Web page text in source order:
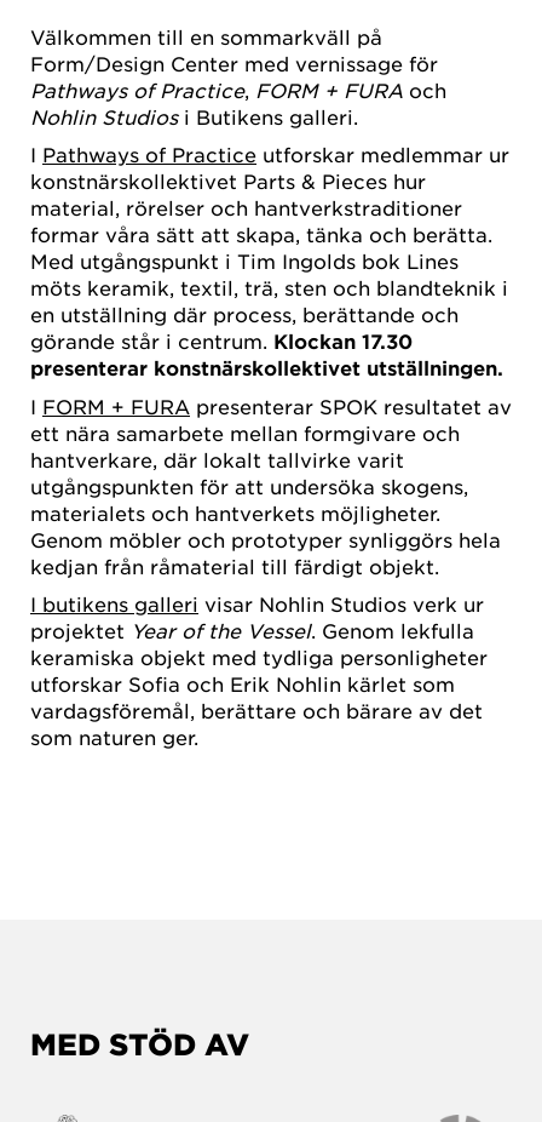
Välkommen till en sommarkväll på
Form/Design Center med vernissage för
Pathways of Practice, FORM + FURA och
Nohlin Studiosi Butikens galleri.
I Pathways of Practice utforskar medlemmar ur
konstnärskollektivet Parts & Pieces hur
material, rörelser och hantverkstraditioner
formar våra sätt att skapa, tänka och berätta.
Med utgångspunkt i Tim Ingolds bok Lines
möts keramik, textil, trä, sten och blandteknik i
en utställning där process, berättande och
görande står i centrum. Klockan 17.30
presenterar konstnärskollektivet utställningen.
I FORM + FURA presenterar SPOK resultatet av
ett nära samarbete mellan formgivare och
hantverkare, där lokalt tallvirke varit
utgångspunkten för att undersöka skogens,
materialets och hantverkets möjligheter.
Genom möbler och prototyper synliggörs hela
kedjan från råmaterial till färdigt objekt.
I butikens galleri visar Nohlin Studios verk ur
projektet Year of the Vessel. Genom lekfulla
keramiska objekt med tydliga personligheter
utforskar Sofia och Erik Nohlin kärlet som
vardagsföremål, berättare och bärare av det
som naturen ger.
MED STÖD AV